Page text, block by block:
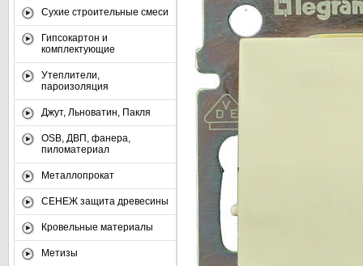
Сухие строительные смеси
Гипсокартон и
комплектующие
Утеплители,
пароизоляция
Джут, Льноватин, Пакля
OSB, ДВП, фанера,
пиломатериал
Металлопрокат
СЕНЕЖ защита древесины
Кровельные материалы
Метизы